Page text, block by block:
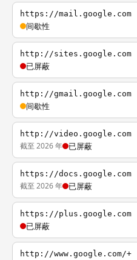
https://mail.google.com
间歇性
http://sites.google.com
已屏蔽
http://gmail.google.com
间歇性
http://video.google.com
截至 2026 年 已屏蔽
https://docs.google.com
截至 2026 年 已屏蔽
https://plus.google.com
已屏蔽
http://www.google.com/+